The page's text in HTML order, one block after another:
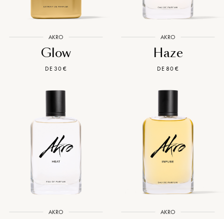
AKRO
Glow
DE 30 €
AKRO
Haze
DE 80 €
AKRO AKRO